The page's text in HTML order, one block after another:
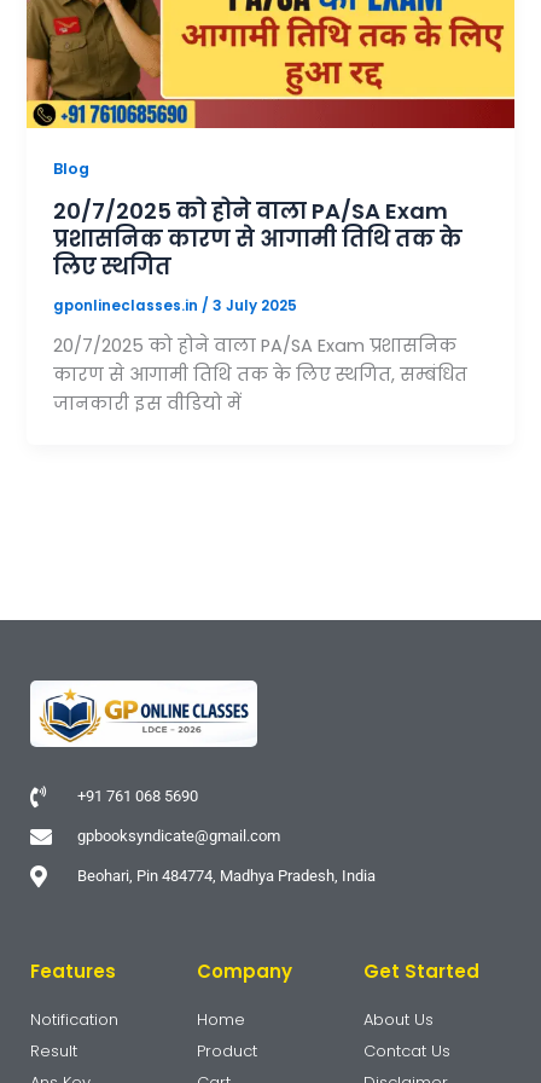
Blog
20/7/2025 को होने वाला PA/SA Exam
प्रशासनिक कारण से आगामी तिथि तक के
लिए स्थगित
gponlineclasses.in /3 July 2025
20/7/2025 को होने वाला PA/SA Exam प्रशासनिक
कारण से आगामी तिथि तक के लिए स्थगित, सम्बंधित
जानकारी इस वीडियो में
+91 761 068 5690
gpbooksyndicate@gmail.com
Beohari, Pin 484774, Madhya Pradesh, India
Features
Notification
Result
Company
Home
Product
Get Started
About Us
Contcat Us